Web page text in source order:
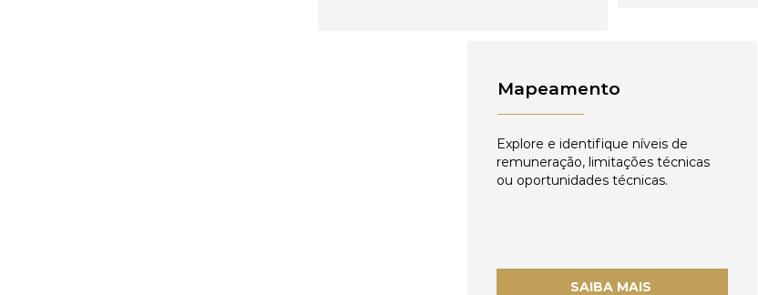
Mapeamento
Explore e identifique níveis de
remuneração, limitações técnicas
ou oportunidades técnicas.
SAIBA MAIS